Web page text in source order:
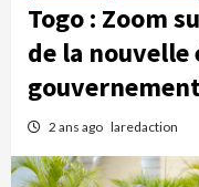
Togo : Zoom
de la nouvelle
2 ans ago laredaction